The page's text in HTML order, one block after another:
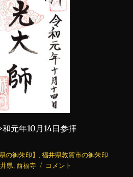
元年10月14日参拝
の御朱印】 ,福井県敦賀市の御朱印
県 ,西福寺
西
コメント